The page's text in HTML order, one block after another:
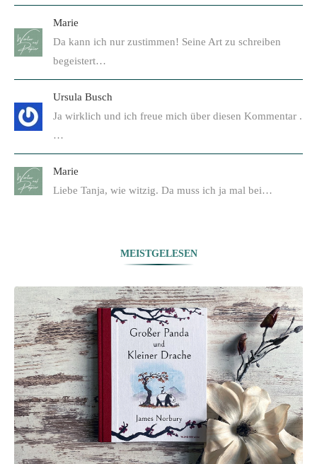
Marie
Da kann ich nur zustimmen! Seine Art zu schreiben
begeistert…
Ursula Busch
Ja wirklich und ich freue mich über diesen Kommentar .
…
Marie
Liebe Tanja, wie witzig. Da muss ich ja mal bei…
MEISTGELESEN